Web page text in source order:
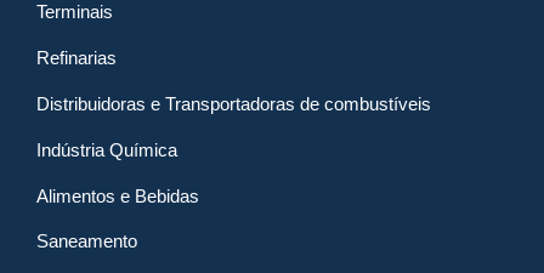
Terminais
Refinarias
Distribuidoras e Transportadoras de combustíveis
Indústria Química
Alimentos e Bebidas
Saneamento